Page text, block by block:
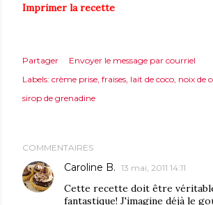
Imprimer la recette
Partager
Envoyer le message par courriel
Labels: crème prise fraises lait de coco noix de
sirop de grenadine
COMMENTAIRES
Caroline B. 13 mai, 2011 14:11
Cette recette doit être
fantastique! J'imagine déjà le